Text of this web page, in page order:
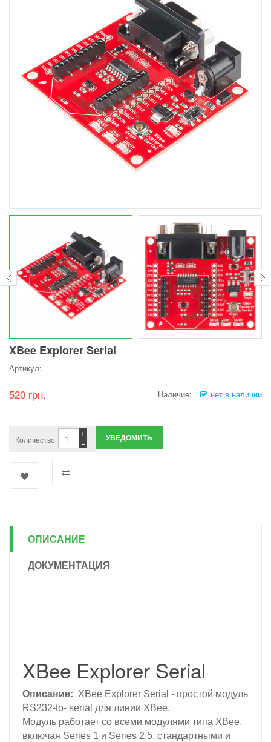
XBee Explorer Serial
Артикул:
520 грн. Наличие: нет в наличии
Количество −
+ УВЕДОМИТЬ
ОПИСАНИЕ
ДОКУМЕНТАЦИЯ
XBee Explorer Serial
Описание: XBee Explorer Serial - простой модуль
RS232-to- serial для линии XBee.
Модуль работает со всеми модулями типа XBee,
включая Series 1 и Series 2,5, стандартными и